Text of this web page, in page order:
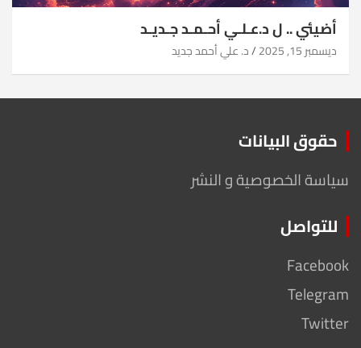
أضيئي .. ل د.عـلـي أحـمـد جـديـد
ديسمبر 15, 2025 د. علي أحمد جديد
حقوق البيانات
سياسة الخصوصية و النشر
للتواصل
Facebook
Telegram
Twitter